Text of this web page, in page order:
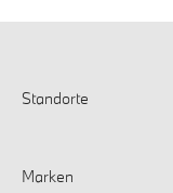
Standorte
Marken